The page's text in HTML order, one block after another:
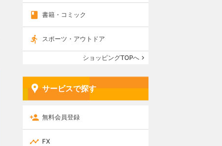
書籍・コミック
スポーツ・アウトドア
ショッピングTOPへ
サービスで探す
無料会員登録
FX